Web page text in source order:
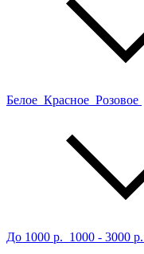
Белое Красное Розовое
До 1000 р. 1000 - 3000 р.